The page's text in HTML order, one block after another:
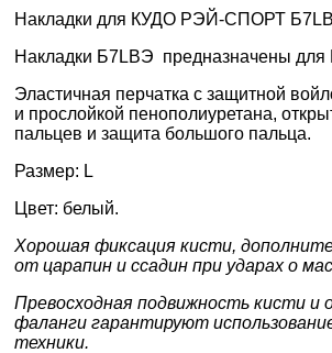
Накладки для КУДО РЭЙ-СПОРТ
Накладки Б7LВЭ предназначены для
Эластичная перчатка с защитной
и прослойкой пенополиуретана,
пальцев и защита большого пальца.
Размер: L
Цвет: белый.
Хорошая фиксация кисти,
от царапин и ссадин при ударах о
Превосходная подвижность кисти
фаланги гарантируют
техники.